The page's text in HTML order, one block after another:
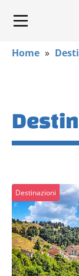
Home »
Destinazioni